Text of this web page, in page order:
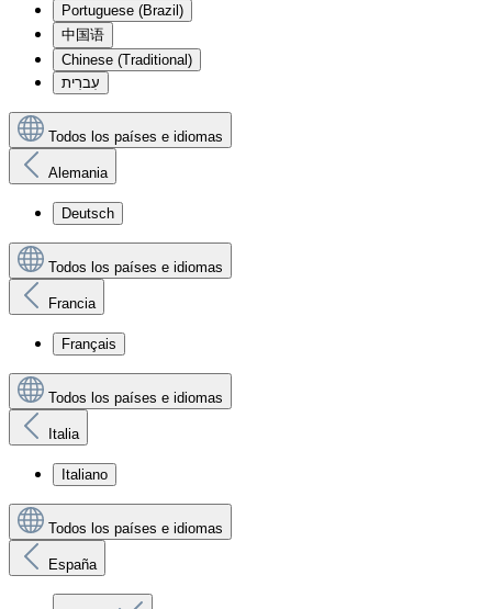
Portuguese (Brazil)
中国语
Chinese (Traditional)
עִברִית
Todos los países e idiomas
Alemania
Deutsch
Todos los países e idiomas
Francia
Français
Todos los países e idiomas
Italia
Italiano
Todos los países e idiomas
España